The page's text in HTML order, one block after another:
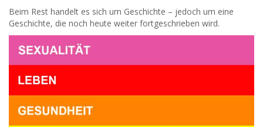
Beim Rest handelt es sich um Geschichte – jedoch um eine
Geschichte, die noch heute weiter fortgeschrieben wird.